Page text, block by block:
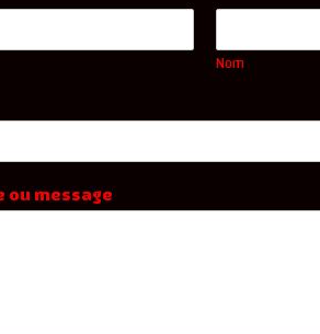
Nom
ou message